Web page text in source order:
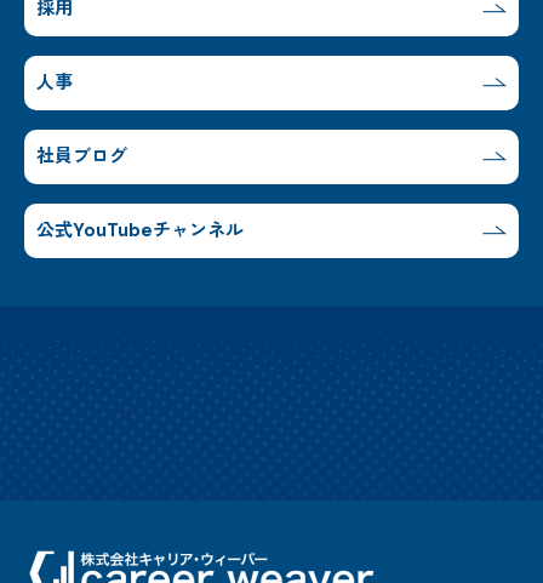
採用
人事
社員ブログ
公式YouTubeチャンネル